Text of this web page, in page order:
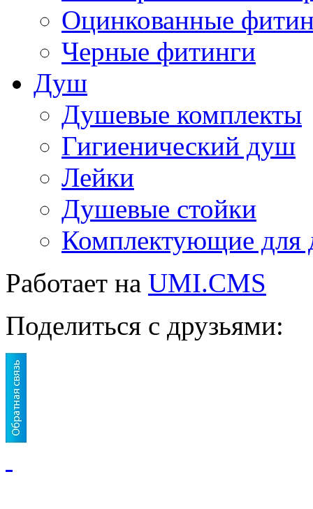
Оцинкованные
Черные фитинги
Душ
Душевые комплекты
Гигиенический душ
Лейки
Душевые стойки
Комплектующие для
Работает на UMI.CMS
Поделиться с друзьями: